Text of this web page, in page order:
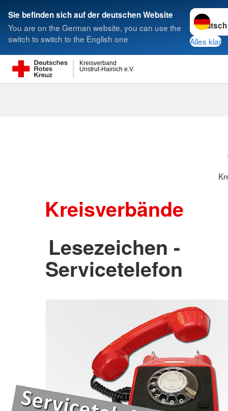
Sie befinden sich auf der deutschen Website
You are on the German website, you can use the
switch to switch to the English one
Sprache
Alles klar
Unstrut-Hainich e.V.
Kreisverband
Suche
Kreisverbände
Lesezeichen -
Servicetelefon